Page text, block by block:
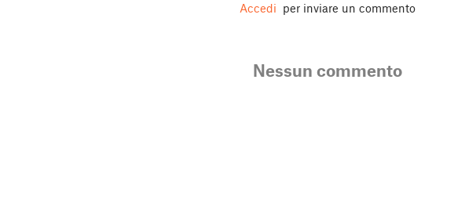
Accedi per inviare un commento
Nessun commento